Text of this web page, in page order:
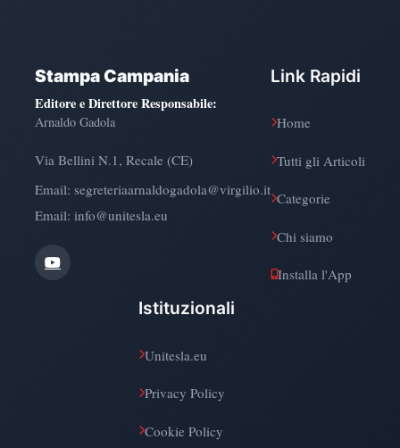
Stampa Campania
Editore e Direttore Responsabile:
Arnaldo Gadola
Via Bellini N.1, Recale (CE)
Email: segreteriaarnaldogadola@virgilio.it
Email: info@unitesla.eu
Link Rapidi
Home
Tutti gli Articoli
Categorie
Chi siamo
Installa l'App
Istituzionali
Unitesla.eu
Privacy Policy
Cookie Policy